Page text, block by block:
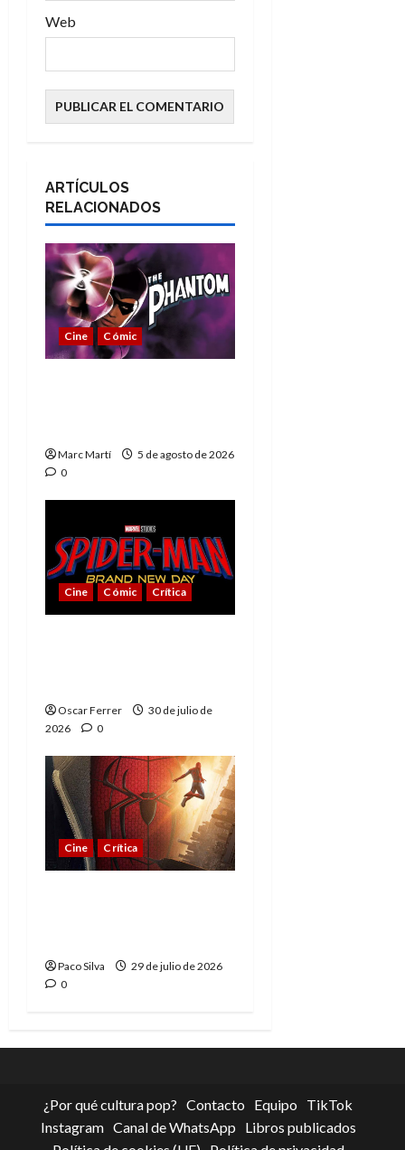
Web
ARTÍCULOS
RELACIONADOS
Cine Cómic
Marc Martí
5 de agosto de 2026
0
Cine Cómic Crítica
Oscar Ferrer
30 de julio de
2026
0
Cine Crítica
Paco Silva
29 de julio de 2026
0
¿Por qué cultura pop? Contacto Equipo
TikTok
Instagram Canal de WhatsApp
Libros publicados